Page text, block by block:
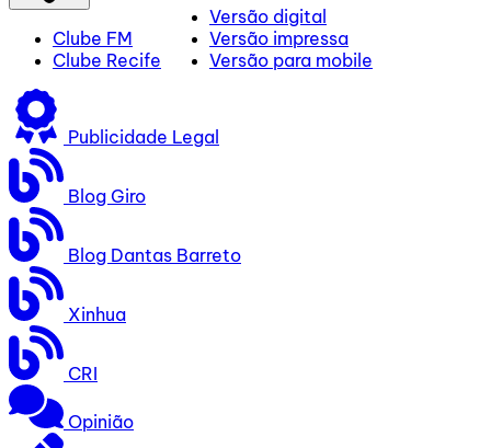
Clube FM
Clube Recife
Versão digital
Versão impressa
Versão para mobile
Publicidade Legal
Blog Giro
Blog Dantas Barreto
Xinhua
CRI
Opinião